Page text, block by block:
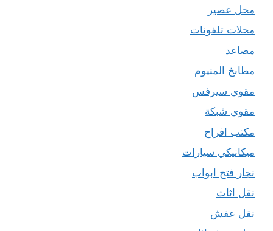
محل عصير
محلات تلفونات
مصاعد
مطابخ المنيوم
مقوي سيرفس
مقوي شبكة
مكتب افراح
ميكانيكي سيارات
نجار فتح ابواب
نقل اثاث
نقل عفش